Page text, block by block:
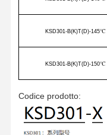
KSD301-B(K)T(D)-145℃
KSD301-B(K)T(D)-150℃
Codice prodotto: